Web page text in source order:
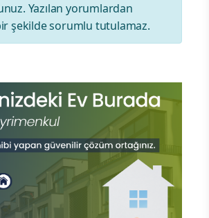
Yazılan yorumlardan
şekilde sorumlu tutulamaz.